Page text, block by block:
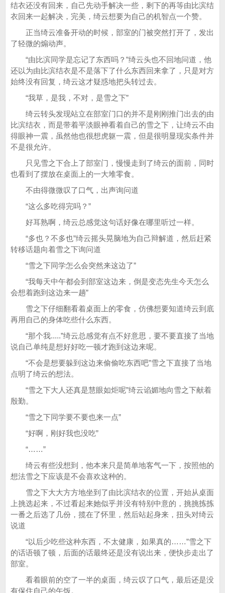
结衣还没有回来，自己先动手解决一些，剩下的再等由比滨结
衣回来一起解决，完美，绮云想要为自己的机智点一个赞。
正当绮云准备开动的时候，部室的门被突然打开了，发出
了轻微的煽动声。
“由比滨同学是忘记了东西吗？”绮云头也不回地问道，他
还以为由比滨结衣是不是落下了什么东西回来拿了，只是对方
始终没有回复，绮云这才疑惑地把头转过去。
“我草，是我，不对，是雪之下”
绮云转头发现站立在部室门口的并不是刚刚推门出去的由
比滨结衣，而是带着平淡眼神看着自己的雪之下，让绮云不由
得眼神一震，虽然他也很想虎躯一震，但是很明显现实条件并
不是很允许。
只见雪之下合上了部室门，慢慢走到了绮云的面前，同时
也看到了摆放在桌面上的一大堆零食。
不由得微微叹了口气，出声询问道
“这么多吃得完吗？”
好耳熟啊，绮云总感觉这句话好像在哪里听过一样。
“多也？不多也”绮云摇头晃脑地为自己辩解道，然后赶紧
转移话题向着雪之下询问道
“雪之下同学怎么会突然来这边了”
“我每天中午都会到部室这边来，倒是变态先生今天怎么
会想着跑到这边来一趟”
雪之下仔细翻看着桌面上的零食，仿佛想要知道绮云到底
再用自己的身体吃些什么东西。
“那个我.....”绮云总感觉有点不好意思，要不要直接了当地
说自己单纯是想好好吃一顿才跑到这边来呢。
“不会是想要躲到这边来偷偷吃东西吧”雪之下直接了当地
点明了绮云的想法。
“雪之下大人还真是慧眼如炬呢”绮云谄媚地向雪之下献着
殷勤。
“雪之下同学要不要也来一点”
“好啊，刚好我也没吃”
“……”
绮云有些没想到，他本来只是简单地客气一下，按照他的
想法雪之下应该是不会喜欢这种的。
雪之下大大方方地坐到了由比滨结衣的位置，开始从桌面
上挑选起来，不过看起来她似乎并没有特别中意的，挑挑拣拣
一番之后选了几份，揽在了怀里，然后站起身来，扭头对绮云
说道
“以后少吃些这种东西，不太健康，如果真的……”雪之下
的话语顿了顿，后面的话最终还是没有说出来，便快步走出了
部室。
看着眼前的空了一半的桌面，绮云叹了口气，最后还是没
有保住自己的午饭。